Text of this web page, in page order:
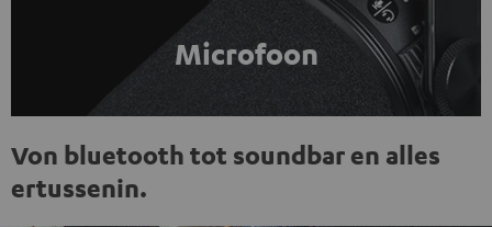
Microfoon
Von bluetooth tot soundbar en alles
ertussenin.